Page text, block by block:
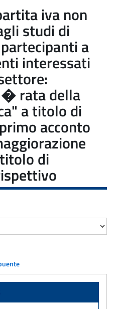
iva non
studi di
a
interessati
rata della
a titolo di
acconto
di